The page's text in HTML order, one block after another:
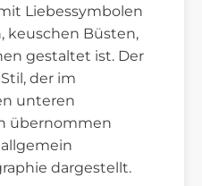
Liebessymbolen
keuschen Büsten,
gestaltet ist. Der
der im
unteren
übernommen
dargestellt.